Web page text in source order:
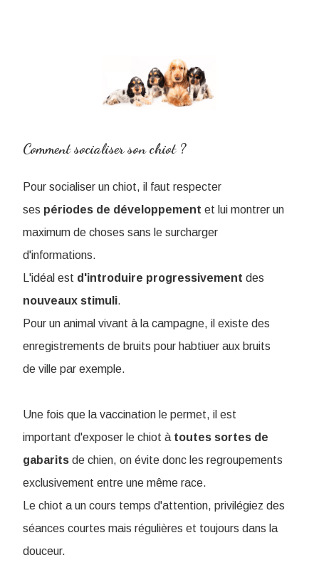
Comment socialiser son chiot ?
Pour socialiser un chiot, il faut respecter
ses périodes de développement et lui montrer un
maximum de choses sans le surcharger
d'informations.
L'idéal est d'introduire progressivement des
nouveaux stimuli.
Pour un animal vivant à la campagne, il existe des
enregistrements de bruits pour habtiuer aux bruits
de ville par exemple.
Une fois que la vaccination le permet, il est
important d'exposer le chiot à toutes sortes de
gabarits de chien, on évite donc les regroupements
exclusivement entre une même race.
Le chiot a un cours temps d'attention, privilégiez des
séances courtes mais régulières et toujours dans la
douceur.